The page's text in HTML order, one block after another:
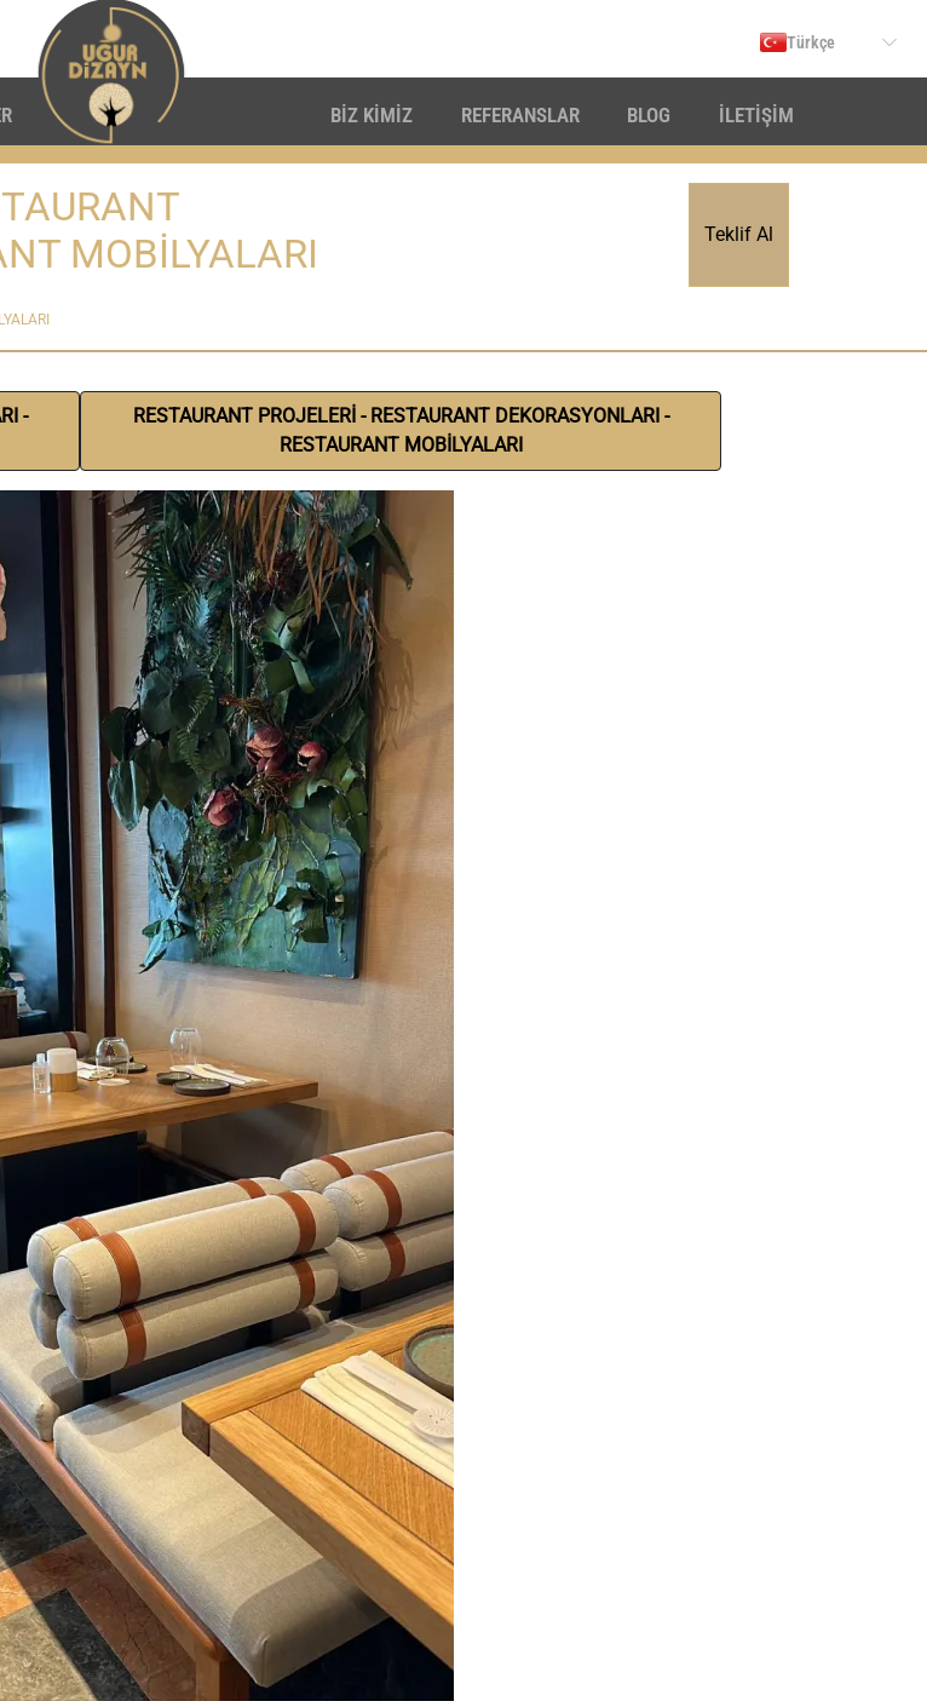
Türkçe
BİZ KİMİZ REFERANSLAR BLOG İLETİŞİM
MOBİLYALARI
Teklif Al
-
RESTAURANT PROJELERİ - RESTAURANT DEKORASYONLARI -
RESTAURANT MOBİLYALARI